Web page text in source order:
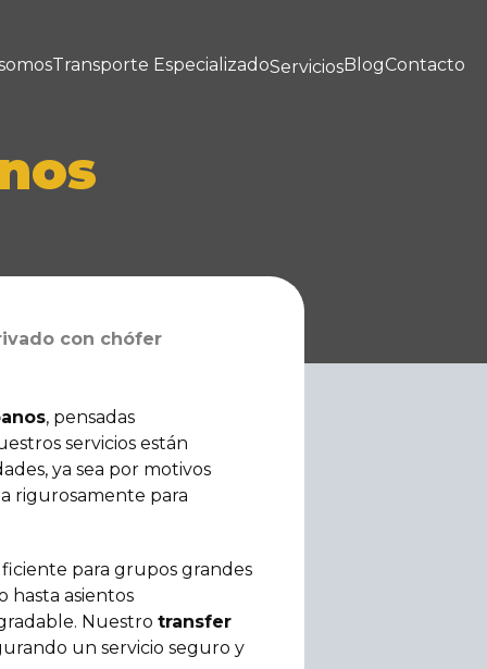
Transporte EspecializadoServiciosBlogContacto
con chófer
, pensadas
servicios están
ya sea por motivos
rigurosamente para
para grupos grandes
hasta asientos
Nuestro transfer
un servicio seguro y